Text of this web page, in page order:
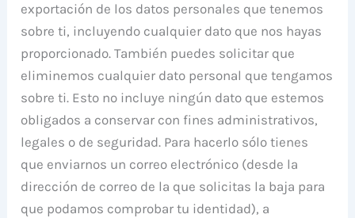
exportación de los datos personales que tenemos
sobre ti, incluyendo cualquier dato que nos hayas
proporcionado. También puedes solicitar que
eliminemos cualquier dato personal que tengamos
sobre ti. Esto no incluye ningún dato que estemos
obligados a conservar con fines administrativos,
legales o de seguridad. Para hacerlo sólo tienes
que enviarnos un correo electrónico (desde la
dirección de correo de la que solicitas la baja para
que podamos comprobar tu identidad), a